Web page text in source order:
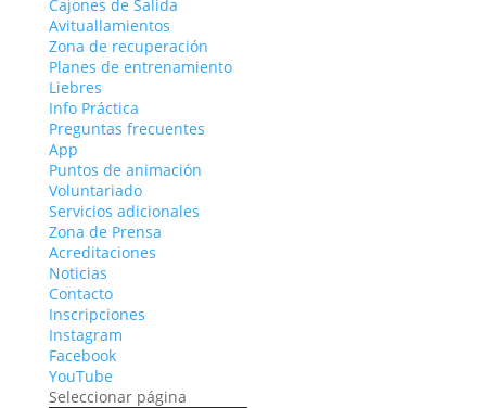
Cajones de Salida
Avituallamientos
Zona de recuperación
Planes de entrenamiento
Liebres
Info Práctica
Preguntas frecuentes
App
Puntos de animación
Voluntariado
Servicios adicionales
Zona de Prensa
Acreditaciones
Noticias
Contacto
Inscripciones
Instagram
Facebook
YouTube
Seleccionar página